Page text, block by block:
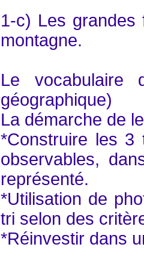
1-c) Les grandes
montagne.
Le vocabulaire
géographique)
La démarche de
*Construire les 3
observables,
représenté.
*Utilisation de
tri selon des
*Réinvestir dans